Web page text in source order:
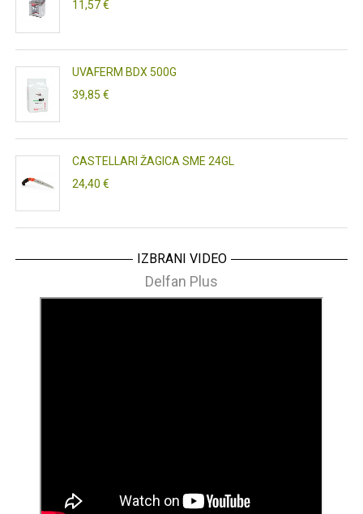
11,57 €
UVAFERM BDX 500G
39,85 €
CASTELLARI ŽAGICA SME 24GL
24,40 €
IZBRANI VIDEO
Delfan Plus